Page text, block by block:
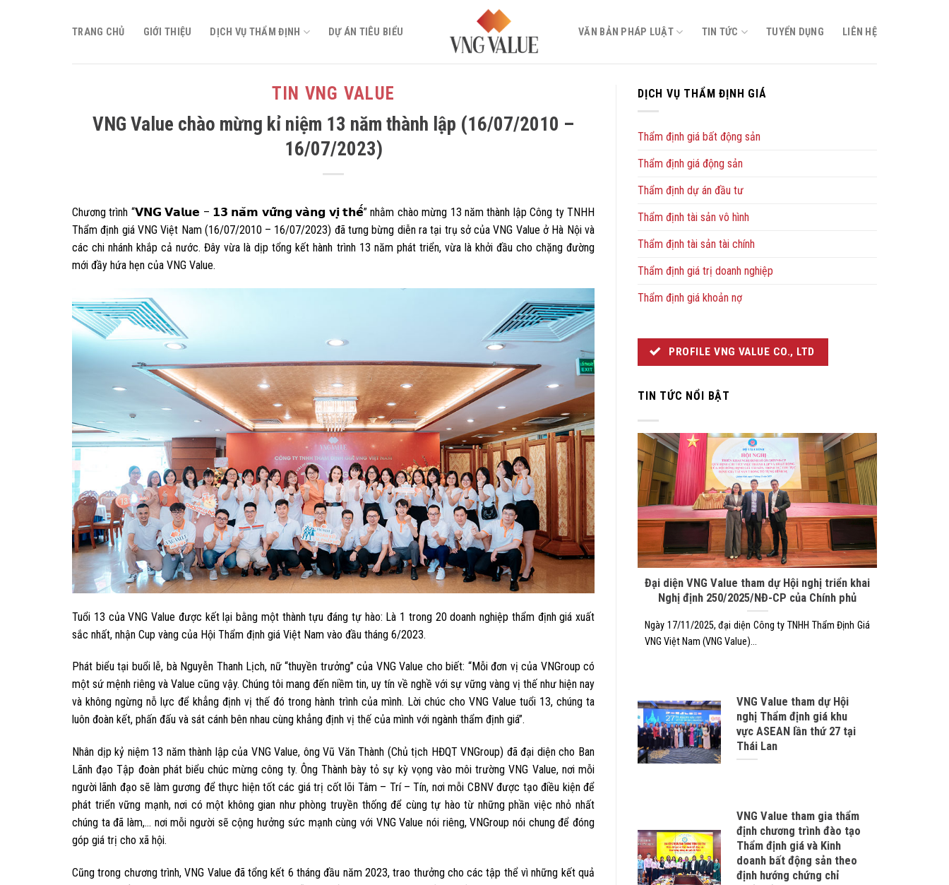
TRANG CHỦ GIỚI THIỆU DỊCH VỤ THẨM ĐỊNH DỰ ÁN TIÊU BIỂU VĂN BẢN PHÁP LUẬT TIN TỨC TUYỂN DỤNG LIÊN HỆ
TIN VNG VALUE
VNG Value chào mừng kỉ niệm 13 năm thành lập (16/07/2010 –
16/07/2023)
Chương trình “𝗩𝗡𝗚 𝗩𝗮𝗹𝘂𝗲 – 𝟭𝟯 𝗻𝗮̆𝗺 𝘃𝘂̛̃𝗻𝗴 𝘃𝗮̀𝗻𝗴 𝘃𝗶̣ 𝘁𝗵𝗲̂́” nhằm chào mừng 13 năm thành lập Công ty TNHH
Thẩm định giá VNG Việt Nam (16/07/2010 – 16/07/2023) đã tưng bừng diễn ra tại trụ sở của VNG Value ở Hà Nội và
các chi nhánh khắp cả nước. Đây vừa là dịp tổng kết hành trình 13 năm phát triển, vừa là khởi đầu cho chặng đường
mới đầy hứa hẹn của VNG Value.
Tuổi 13 của VNG Value được kết lại bằng một thành tựu đáng tự hào: Là 1 trong 20 doanh nghiệp thẩm định giá xuất
sắc nhất, nhận Cup vàng của Hội Thẩm định giá Việt Nam vào đầu tháng 6/2023.
Phát biểu tại buổi lễ, bà Nguyễn Thanh Lịch, nữ “thuyền trưởng” của VNG Value cho biết: “Mỗi đơn vị của VNGroup có
một sứ mệnh riêng và Value cũng vậy. Chúng tôi mang đến niềm tin, uy tín về nghề với sự vững vàng vị thế như hiện nay
và không ngừng nỗ lực để khẳng định vị thế đó trong hành trình của mình. Lời chúc cho VNG Value tuổi 13, chúng ta
luôn đoàn kết, phấn đấu và sát cánh bên nhau cùng khẳng định vị thế của mình với ngành thẩm định giá”.
Nhân dịp kỷ niệm 13 năm thành lập của VNG Value, ông Vũ Văn Thành (Chủ tịch HĐQT VNGroup) đã đại diện cho Ban
Lãnh đạo Tập đoàn phát biểu chúc mừng công ty. Ông Thành bày tỏ sự kỳ vọng vào môi trường VNG Value, nơi mỗi
người lãnh đạo sẽ làm gương để thực hiện tốt các giá trị cốt lõi Tâm – Trí – Tín, nơi mỗi CBNV được tạo điều kiện để
phát triển vững mạnh, nơi có một không gian như phòng truyền thống để cùng tự hào từ những phần việc nhỏ nhất
chúng ta đã làm,… nơi mỗi người sẽ cộng hưởng sức mạnh cùng với VNG Value nói riêng, VNGroup nói chung để đóng
góp giá trị cho xã hội.
Cũng trong chương trình, VNG Value đã tổng kết 6 tháng đầu năm 2023, trao thưởng cho các tập thể vì những kết quả
DỊCH VỤ THẨM ĐỊNH GIÁ
Thẩm định giá bất động sản
Thẩm định giá động sản
Thẩm định dự án đầu tư
Thẩm định tài sản vô hình
Thẩm định tài sản tài chính
Thẩm định giá trị doanh nghiệp
Thẩm định giá khoản nợ
PROFILE VNG VALUE CO., LTD
TIN TỨC NỔI BẬT
Đại diện VNG Value tham dự Hội nghị triển khai
Nghị định 250/2025/NĐ-CP của Chính phủ
Ngày 17/11/2025, đại diện Công ty TNHH Thẩm Định Giá
VNG Việt Nam (VNG Value)...
VNG Value tham dự Hội
nghị Thẩm định giá khu
vực ASEAN lần thứ 27 tại
Thái Lan
VNG Value tham gia thẩm
định chương trình đào tạo
Thẩm định giá và Kinh
doanh bất động sản theo
định hướng chứng chỉ